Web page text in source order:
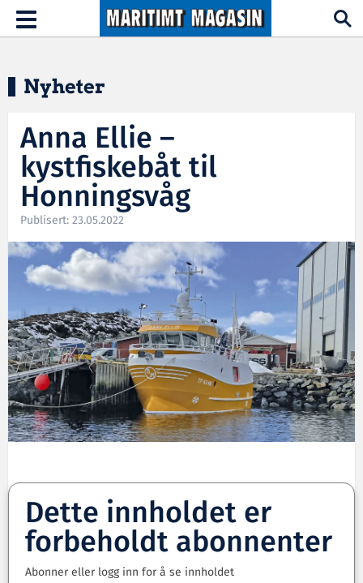
Hopp til hovedinnhold
Toggle
navigation
Nyheter
Anna Ellie –
kystfiskebåt til
Honningsvåg
Publisert: 23.05.2022
Dette innholdet er
forbeholdt abonnenter
Abonner eller logg inn for å se innholdet